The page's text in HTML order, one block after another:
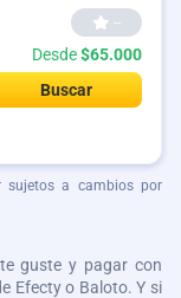
--
Desde$65.000
Buscar
sujetos a cambios por
guste y pagar con
Efecty o Baloto. Y si